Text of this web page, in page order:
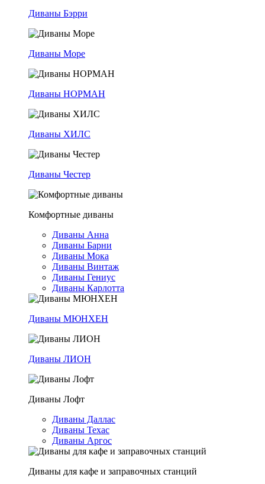
Диваны Бэрри
Диваны Море
Диваны НОРМАН
Диваны ХИЛС
Диваны Честер
Комфортные диваны
Диваны Анна
Диваны Барни
Диваны Мока
Диваны Винтаж
Диваны Гениус
Диваны Карлотта
Диваны МЮНХЕН
Диваны ЛИОН
Диваны Лофт
Диваны Даллас
Диваны Техас
Диваны Аргос
Диваны для кафе и заправочных станций